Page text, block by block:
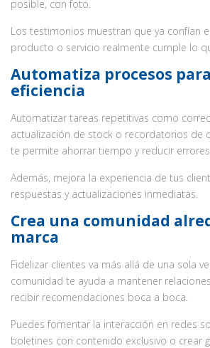
posible, con foto.
Los testimonios muestran que ya confían
producto o servicio realmente cumple lo
Automatiza procesos
eficiencia
Automatizar tareas repetitivas como
actualización de stock o recordatorios de
te permite ahorrar tiempo y reducir errores.
Además, mejora la experiencia de tus
respuestas y actualizaciones inmediatas.
Crea una comunidad
marca
Fidelizar clientes va más allá de una sola
comunidad te ayuda a mantener
recibir recomendaciones boca a boca.
Puedes fomentar la interacción en redes
boletines con contenido exclusivo o crear